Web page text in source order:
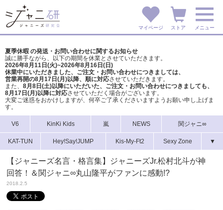
マイページ ストア メニュー
夏季休暇 の発送・お問い合わせに関するお知らせ
誠に勝手ながら、以下の期間を休業とさせていただきます。
2026年8月11日(火)~2026年8月16日(日)
休業中にいただきました、ご注文・お問い合わせにつきましては、
営業再開の8月17日(月)以降、順に対応させていただきます。
また、 8月8日(土)以降にいただいた、ご注文・ お問い合わせにつきましても、
8月17日(月)以降に対応させていただく場合がございます。
大変ご迷惑をおかけしますが、 何卒ご了承くださいますようお願い申し上げま
す。
V6 KinKi Kids 嵐 NEWS 関ジャニ∞
KAT-TUN Hey!Say!JUMP Kis-My-Ft2 Sexy Zone ▼
【ジャニーズ名言・格言集】ジャニーズJr.松村北斗が神
回答！＆関ジャニ∞丸山隆平がファンに感動!?
2018.2.5